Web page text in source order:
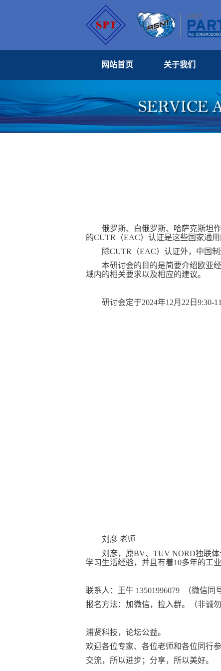
网站首页 关于我们
俄罗斯、白俄罗斯、哈萨克斯坦
的CUTR（EAC）认证是这些国家通
除CUTR（EAC）认证外，中国
本研讨会的目的是简要介绍欧亚
域内的相关要求以及相应的建议。
研讨会定于2024年12月22日9:30-
刘彦 老师
刘彦，原BV、TUV NORD独联
学习生活经验，并且有着10多年的工
联系人：王牛 13501996079 （微信同
报名方法：加微信，拉入群。（非诚勿
浦贤科技，论坛公益。
欢迎各位专家、各位老师和各位同行
交流，所以进步；分享，所以美好。